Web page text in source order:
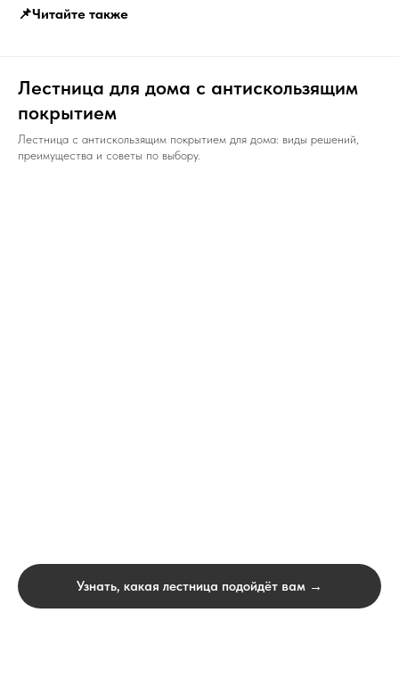
📌Читайте также
Лестница для дома с антискользящим
покрытием
Лестница с антискользящим покрытием для дома: виды решений,
преимущества и советы по выбору.
Узнать, какая лестница подойдёт вам →